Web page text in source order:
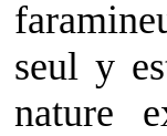
seul y
nature